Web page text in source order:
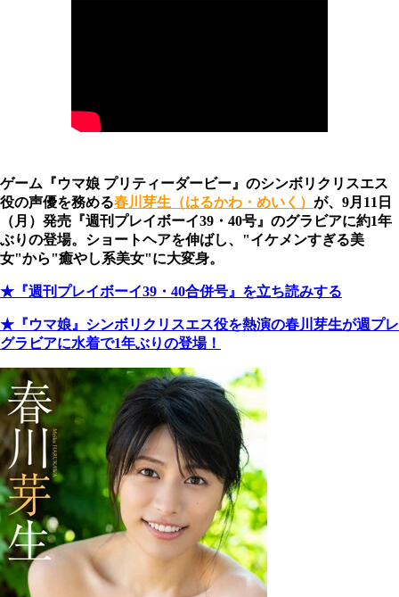
ゲーム『ウマ娘 プリティーダービー』のシンボリクリスエス
役の声優を務める春川芽生（はるかわ・めいく） が、9月11日
（月）発売『週刊プレイボーイ39・40号』のグラビアに約1年
ぶりの登場。ショートヘアを伸ばし、"イケメンすぎる美
女"から"癒やし系美女"に大変身。
★『週刊プレイボーイ39・40合併号』を立ち読みする
★『ウマ娘』シンボリクリスエス役を熱演の春川芽生が週プレ
グラビアに水着で1年ぶりの登場！